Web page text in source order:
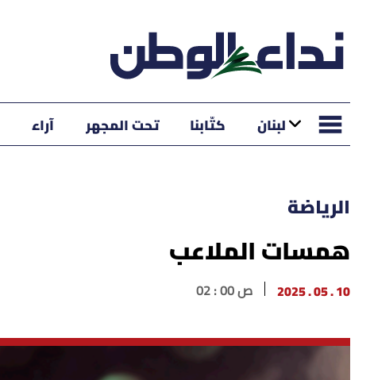
لبنان كتّابنا تحت المجهر آراء
الرياضة
همسات الملاعب
10 . 05 . 2025 02 : 00 ص